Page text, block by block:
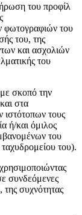
του προφίλ
φωτογραφιών του
του, της
και ασχολιών
του
με σκοπό την
στα
ιστότοπων τους
ή/και όμιλος
του
του).
συνδεόμενες
συχνότητας